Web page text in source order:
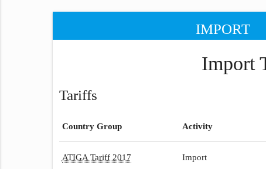
IMPORT
Import
Tariffs
Country Group Activity
ATIGA Tariff 2017 Import